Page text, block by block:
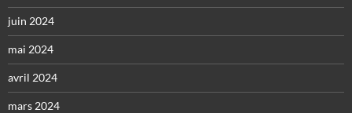
juin 2024
mai 2024
avril 2024
mars 2024